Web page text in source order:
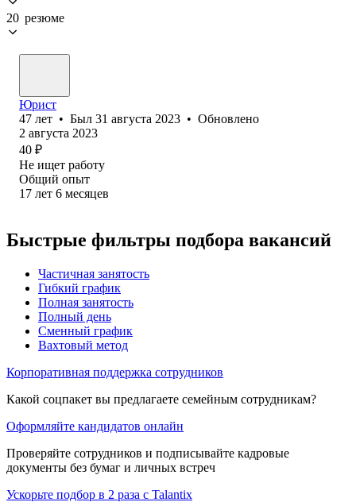
20 резюме
Юрист
47 лет • Был 31 августа 2023 • Обновлено
2 августа 2023
40 ₽
Не ищет работу
Общий опыт
17 лет 6 месяцев
Быстрые фильтры подбора вакансий
Частичная занятость
Гибкий график
Полная занятость
Полный день
Сменный график
Вахтовый метод
Корпоративная поддержка сотрудников
Какой соцпакет вы предлагаете семейным сотрудникам?
Оформляйте кандидатов онлайн
Проверяйте сотрудников и подписывайте кадровые
документы без бумаг и личных встреч
Ускорьте подбор в 2 раза с Talantix